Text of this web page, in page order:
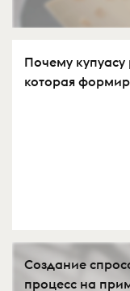
Почему купуасу
которая
Создание
процесс на